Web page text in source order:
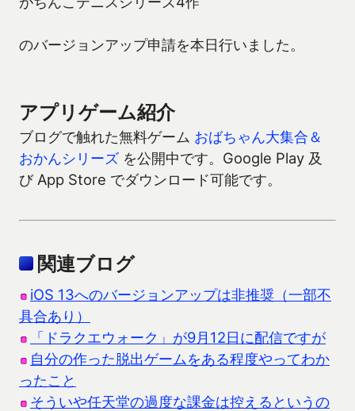
のバージョンアップ申請を本日行いました。
アプリゲーム紹介
ブログで触れた無料ゲーム おばちゃん大集合＆
おかんシリーズ を公開中です。Google Play 及
び App Store でダウンロード可能です。
関連ブログ
iOS 13へのバージョンアップは非推奨（一部不
具合あり）
「ドラクエウォーク」が9月12日に配信ですが
自分の作った脱出ゲームをある程度やってわか
ったこと
そういや任天堂の過度な課金は控えるというの